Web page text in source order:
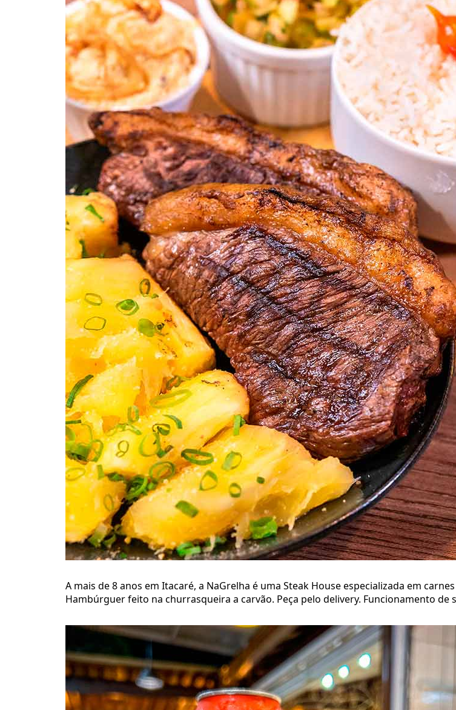
A mais de 8 anos em Itacaré, a NaGrelha é uma Steak House especializada em
Hambúrguer feito na churrasqueira a carvão. Peça pelo delivery. Funcionamento de